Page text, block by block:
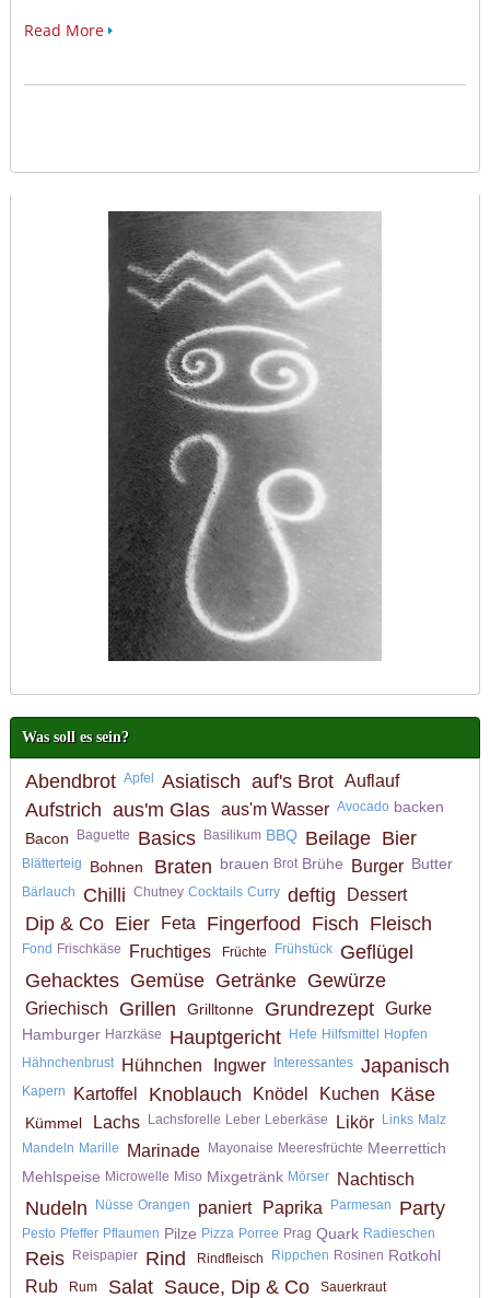
Read More
Was soll es sein?
Abendbrot Apfel Asiatisch auf's Brot Auflauf
Aufstrich aus'm Glas aus'm Wasser Avocado backen
Bacon
Baguette Basics Basilikum BBQ Beilage Bier
Blätterteig Bohnen Braten brauen Brot Brühe Burger Butter
Bärlauch Chilli Chutney Cocktails Curry deftig Dessert
Dip & Co Eier Feta Fingerfood Fisch Fleisch
Fond Frischkäse Fruchtiges Früchte Frühstück Geflügel
Gehacktes Gemüse Getränke Gewürze
Griechisch Grillen Grilltonne Grundrezept Gurke
Hamburger Harzkäse Hauptgericht Hefe Hilfsmittel
Hopfen
Hähnchenbrust
Hühnchen Ingwer Interessantes Japanisch
Kapern Kartoffel Knoblauch Knödel Kuchen Käse
Kümmel Lachs Lachsforelle Leber Leberkäse Likör Links Malz
Mandeln Marille Marinade Mayonaise Meeresfrüchte Meerrettich
Mehlspeise Microwelle Miso Mixgetränk Mörser Nachtisch
Nudeln Nüsse Orangen paniert Paprika Parmesan Party
Pesto Pfeffer Pflaumen Pilze Pizza Porree Prag Quark Radieschen
Reis Reispapier Rind Rindfleisch Rippchen Rosinen Rotkohl
Rub Rum Salat Sauce, Dip & Co Sauerkraut